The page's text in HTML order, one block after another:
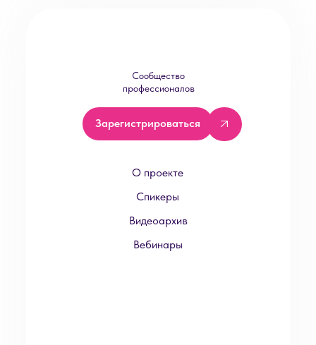
Сообщество
профессионалов
О проекте
Спикеры
Видеоархив
Вебинары
Зарегистрироваться